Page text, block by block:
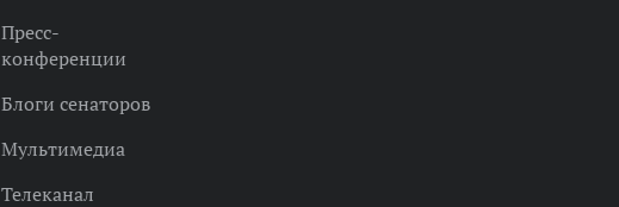
Пресс-
конференции
Блоги сенаторов
Мультимедиа
Телеканал